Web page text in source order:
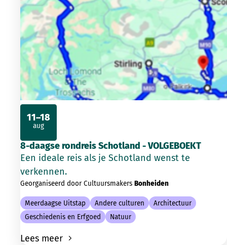
8-daagse rondreis Schotland - VOLGEBOEKT
Een ideale reis als je Schotland wenst te
verkennen.
Georganiseerd door Cultuursmakers Bonheiden
Meerdaagse Uitstap Andere culturen
Architectuur
Geschiedenis en Erfgoed
Natuur
Lees meer
11–18
aug
2026